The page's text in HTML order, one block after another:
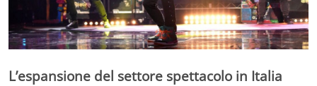
L’espansione del settore spettacolo in Italia